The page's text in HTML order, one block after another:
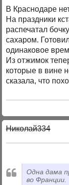
В Краснодаре
На праздники
распечатал
сахаром.
одинаковое
Из отжимок
которые в вине
сказала, что
Николай334
Одна дама
во Франции.